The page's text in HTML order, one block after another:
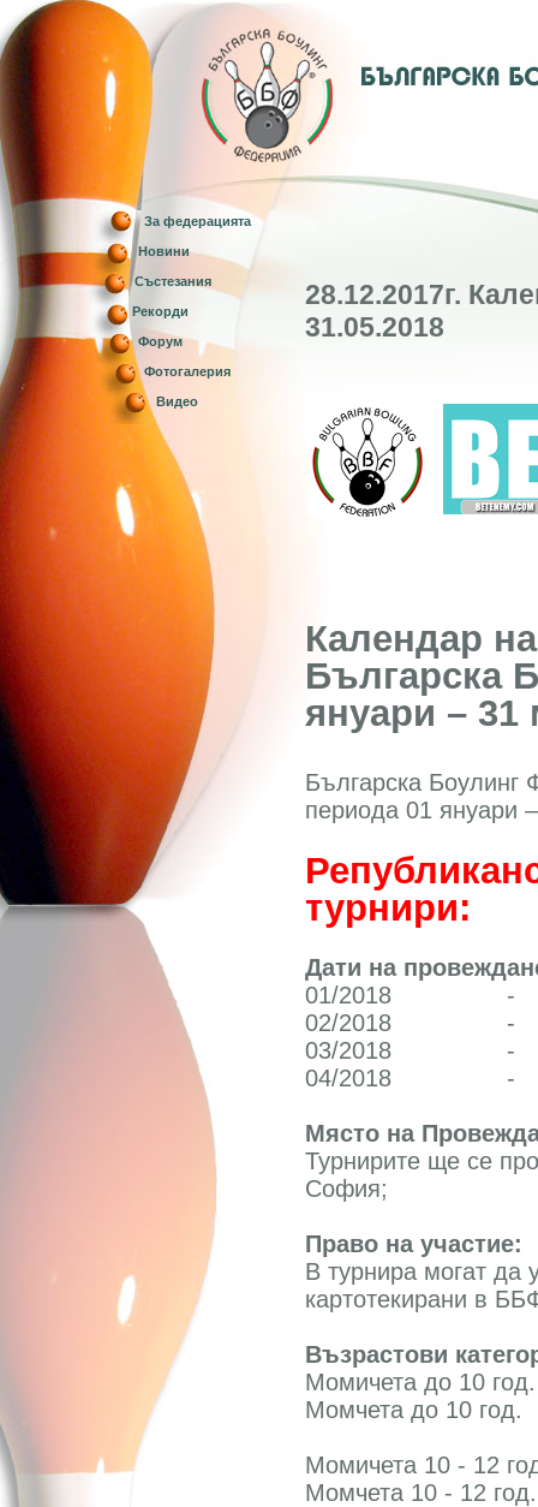
За федерацията
Новини
Състезания
Рекорди
Форум
Фотогалерия
Видео
28.12.2017г.
31.05.2018
Календар
Българска
януари – 31
Българска Боулинг
периода 01 януари
турнири:
Дати на
01/2018
-
02/2018
-
03/2018
-
04/2018
-
Място на
Турнирите ще се
София;
Право на участие:
В турнира могат да
картотекирани в
Възрастови
Момичета до 10 год.
Момчета до 10 год.
Момичета 10 - 12
Момчета 10 - 12 год.